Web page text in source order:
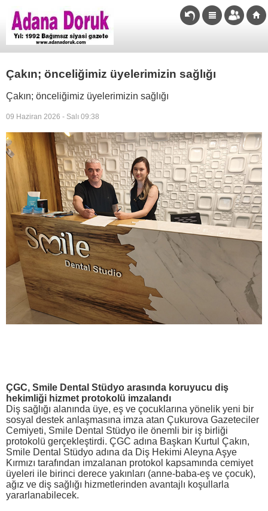
Çakın; önceliğimiz üyelerimizin sağlığı
Çakın; önceliğimiz üyelerimizin sağlığı
09 Haziran 2026 - Salı 09:38
ÇGC, Smile Dental Stüdyo arasında koruyucu diş
hekimliği hizmet protokolü imzalandı
Diş sağlığı alanında üye, eş ve çocuklarına yönelik yeni bir
sosyal destek anlaşmasına imza atan Çukurova Gazeteciler
Cemiyeti, Smile Dental Stüdyo ile önemli bir iş birliği
protokolü gerçekleştirdi. ÇGC adına Başkan Kurtul Çakın,
Smile Dental Stüdyo adına da Diş Hekimi Aleyna Aşye
Kırmızı tarafından imzalanan protokol kapsamında cemiyet
üyeleri ile birinci derece yakınları (anne-baba-eş ve çocuk),
ağız ve diş sağlığı hizmetlerinden avantajlı koşullarla
yararlanabilecek.